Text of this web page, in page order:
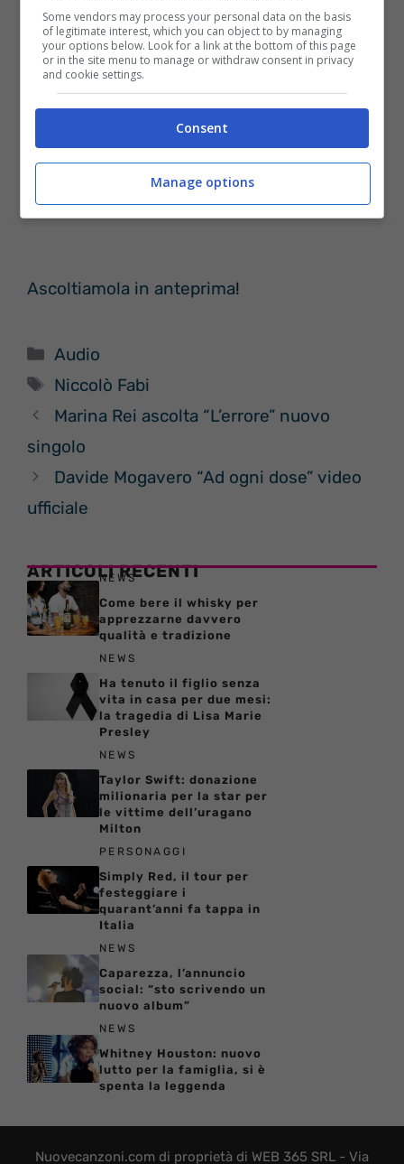
Ascoltiamola in anteprima!
Categorie
Audio
Tag
Niccolò Fabi
Marina Rei ascolta “L’errore” nuovo
singolo
Davide Mogavero “Ad ogni dose” video
ufficiale
ARTICOLI RECENTI
NEWS
Come bere il whisky per
apprezzarne davvero
qualità e tradizione
NEWS
Ha tenuto il figlio senza
vita in casa per due mesi:
la tragedia di Lisa Marie
Presley
NEWS
Taylor Swift: donazione
milionaria per la star per
le vittime dell’uragano
Milton
PERSONAGGI
Simply Red, il tour per
festeggiare i
quarant’anni fa tappa in
Italia
NEWS
Caparezza, l’annuncio
social: “sto scrivendo un
nuovo album”
NEWS
Whitney Houston: nuovo
lutto per la famiglia, si è
spenta la leggenda
Nuovecanzoni.com di proprietà di WEB 365 SRL - Via
Some vendors may process your personal data on the basis
of legitimate interest, which you can object to by managing
your options below. Look for a link at the bottom of this page
or in the site menu to manage or withdraw consent in privacy
and cookie settings.
Consent
Manage options